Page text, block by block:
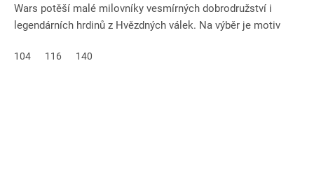
Wars potěší malé milovníky vesmírných dobrodružství i
legendárních hrdinů z Hvězdných válek. Na výběr je motiv
104 116 140